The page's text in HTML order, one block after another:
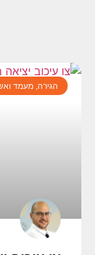
הגירה, מעמד